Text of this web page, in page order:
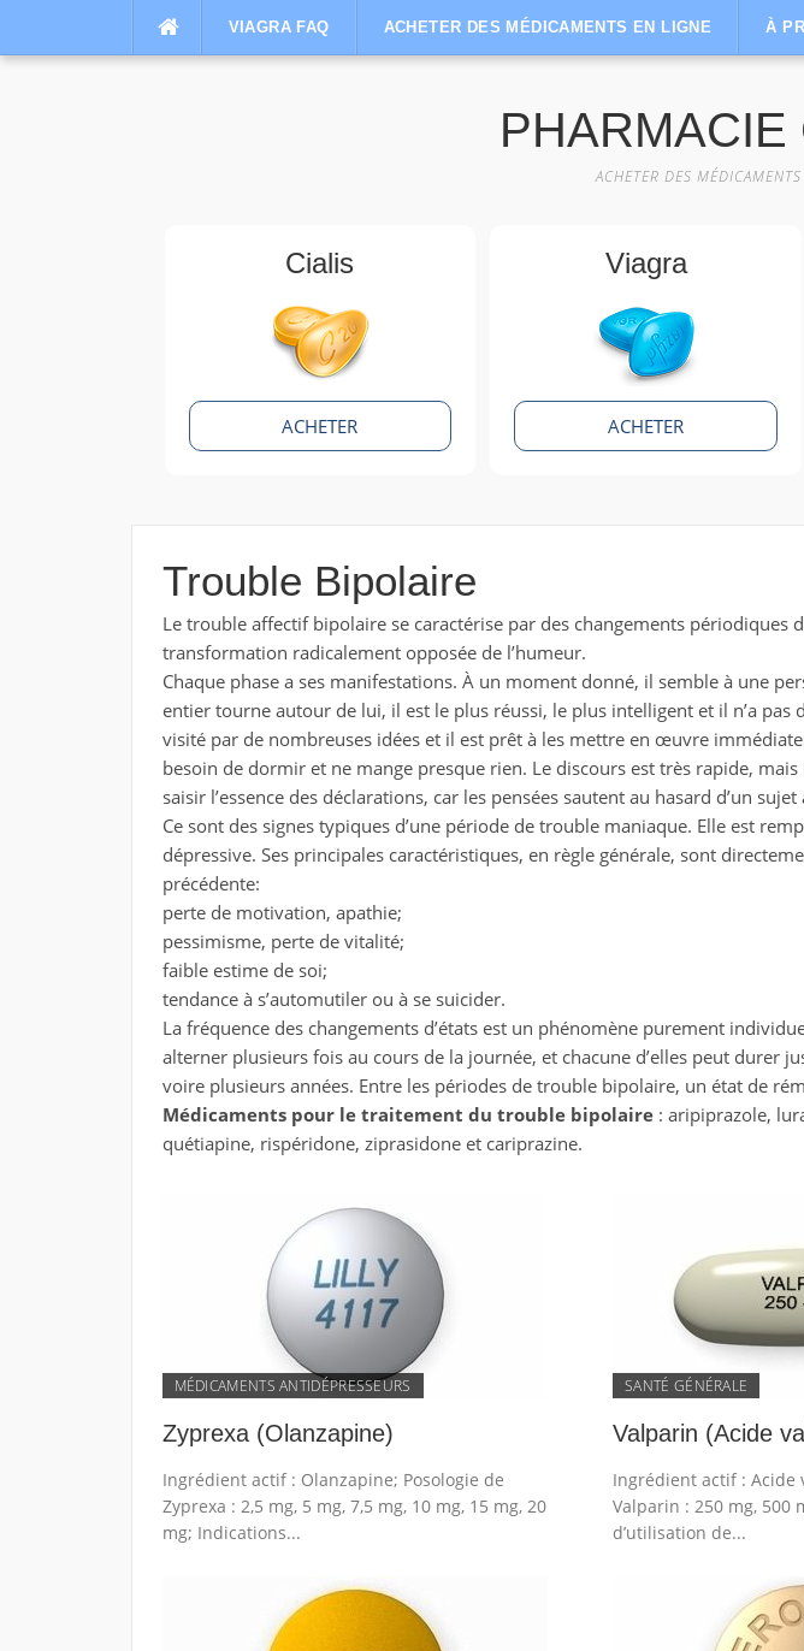
VIAGRA FAQ ACHETER DES MÉDICAMENTS EN LIGNE À
ACHETER DES
Cialis
ACHETER
Viagra
ACHETER
Trouble Bipolaire
Le trouble affectif bipolaire se caractérise par des changements périodiques
transformation radicalement opposée de l’humeur.
Chaque phase a ses manifestations. À un moment donné, il semble à une
entier tourne autour de lui, il est le plus réussi, le plus intelligent et il n’a pas
visité par de nombreuses idées et il est prêt à les mettre en œuvre
besoin de dormir et ne mange presque rien. Le discours est très rapide, mais
saisir l’essence des déclarations, car les pensées sautent au hasard d’un sujet
Ce sont des signes typiques d’une période de trouble maniaque. Elle est
dépressive. Ses principales caractéristiques, en règle générale, sont
précédente:
perte de motivation, apathie;
pessimisme, perte de vitalité;
faible estime de soi;
tendance à s’automutiler ou à se suicider.
La fréquence des changements d’états est un phénomène purement
alterner plusieurs fois au cours de la journée, et chacune d’elles peut durer
voire plusieurs années. Entre les périodes de trouble bipolaire, un état de
Médicaments pour le traitement du trouble bipolaire : aripiprazole,
quétiapine, rispéridone, ziprasidone et cariprazine.
MÉDICAMENTS ANTIDÉPRESSEURS
Zyprexa (Olanzapine)
Ingrédient actif : Olanzapine; Posologie de
Zyprexa : 2,5 mg, 5 mg, 7,5 mg, 10 mg, 15 mg, 20
mg; Indications...
SANTÉ GÉNÉRALE
Valparin (Acide
Ingrédient actif : Acide
Valparin : 250 mg, 500
d’utilisation de...